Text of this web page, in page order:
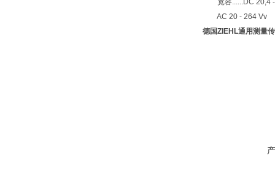
宽容......DC 20,4 -
AC 20 - 264 Vv
德国ZIEHL通用测量